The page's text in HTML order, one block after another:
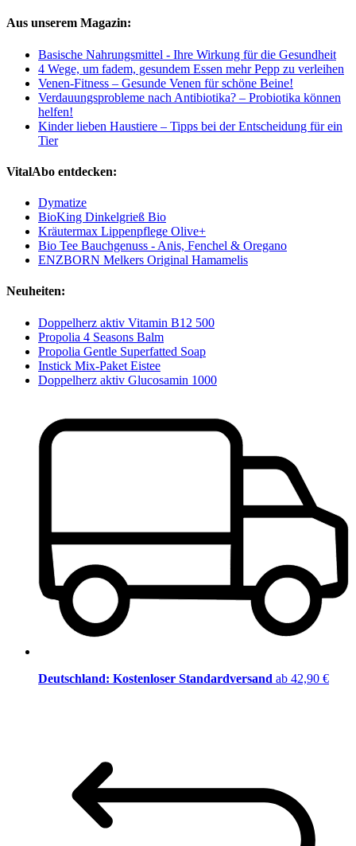
Aus unserem Magazin:
Basische Nahrungsmittel - Ihre Wirkung für die Gesundheit
4 Wege, um fadem, gesundem Essen mehr Pepp zu verleihen
Venen-Fitness – Gesunde Venen für schöne Beine!
Verdauungsprobleme nach Antibiotika? – Probiotika können
helfen!
Kinder lieben Haustiere – Tipps bei der Entscheidung für ein
Tier
VitalAbo entdecken:
Dymatize
BioKing Dinkelgrieß Bio
Kräutermax Lippenpflege Olive+
Bio Tee Bauchgenuss - Anis, Fenchel & Oregano
ENZBORN Melkers Original Hamamelis
Neuheiten:
Doppelherz aktiv Vitamin B12 500
Propolia 4 Seasons Balm
Propolia Gentle Superfatted Soap
Instick Mix-Paket Eistee
Doppelherz aktiv Glucosamin 1000
Deutschland: Kostenloser Standardversand ab 42,90 €